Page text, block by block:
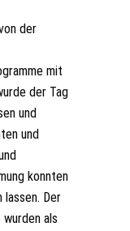
der
mit
der Tag
und
und
konnten
lassen. Der
als